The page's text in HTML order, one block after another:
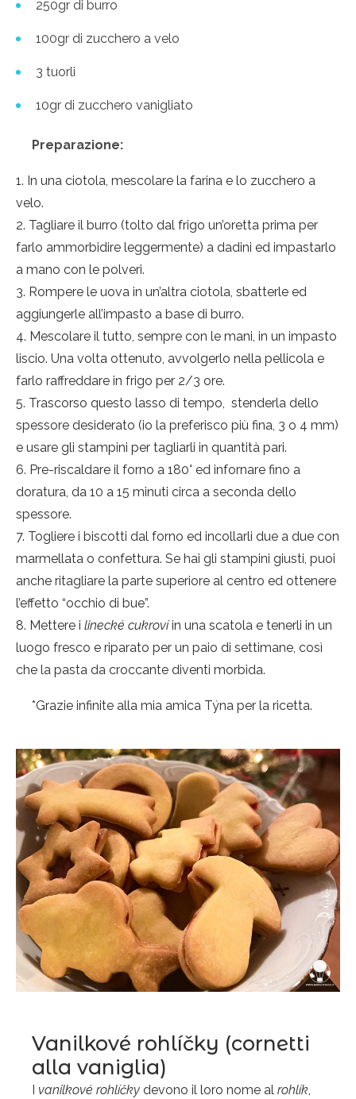
250gr di burro
100gr di zucchero a velo
3 tuorli
10gr di zucchero vanigliato
Preparazione:
In una ciotola, mescolare la farina e lo zucchero a
velo.
Tagliare il burro (tolto dal frigo un’oretta prima per
farlo ammorbidire leggermente) a dadini ed impastarlo
a mano con le polveri.
Rompere le uova in un’altra ciotola, sbatterle ed
aggiungerle all’impasto a base di burro.
Mescolare il tutto, sempre con le mani, in un impasto
liscio. Una volta ottenuto, avvolgerlo nella pellicola e
farlo raffreddare in frigo per 2/3 ore.
Trascorso questo lasso di tempo, stenderla dello
spessore desiderato (io la preferisco più fina, 3 o 4 mm)
e usare gli stampini per tagliarli in quantità pari.
Pre-riscaldare il forno a 180° ed infornare fino a
doratura, da 10 a 15 minuti circa a seconda dello
spessore.
Togliere i biscotti dal forno ed incollarli due a due con
marmellata o confettura. Se hai gli stampini giusti, puoi
anche ritagliare la parte superiore al centro ed ottenere
l’effetto “occhio di bue”.
Mettere i linecké cukrovíin una scatola e tenerli in un
luogo fresco e riparato per un paio di settimane, così
che la pasta da croccante diventi morbida.
*Grazie infinite alla mia amica Týna per la ricetta.
Vanilkové rohlíčky (cornetti
alla vaniglia)
I vanilkové rohlíčky devono il loro nome al rohlík